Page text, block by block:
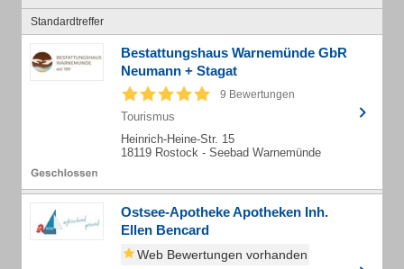
Standardtreffer
Bestattungshaus Warnemünde GbR
Neumann + Stagat
9 Bewertungen
Tourismus
Heinrich-Heine-Str. 15
18119 Rostock - Seebad Warnemünde
Ostsee-Apotheke Apotheken Inh.
Ellen Bencard
Web Bewertungen vorhanden